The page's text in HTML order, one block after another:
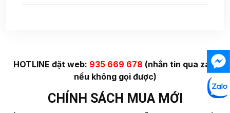
HOTLINE đặt web: 935 669 678 (nhắn tin qua zalo
nếu không gọi được)
CHÍNH SÁCH MUA MỚI